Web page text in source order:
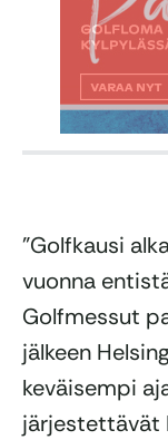
”Golfkausi
vuonna
Golfmessut
jälkeen
keväisempi
järjestettävät